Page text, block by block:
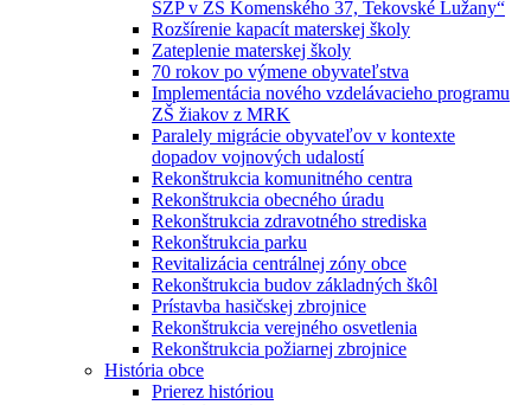
SZP v ZŠ Komenského 37, Tekovské Lužany“
Rozšírenie kapacít materskej školy
Zateplenie materskej školy
70 rokov po výmene obyvateľstva
Implementácia nového vzdelávacieho programu
ZŠ žiakov z MRK
Paralely migrácie obyvateľov v kontexte
dopadov vojnových udalostí
Rekonštrukcia komunitného centra
Rekonštrukcia obecného úradu
Rekonštrukcia zdravotného strediska
Rekonštrukcia parku
Revitalizácia centrálnej zóny obce
Rekonštrukcia budov základných škôl
Prístavba hasičskej zbrojnice
Rekonštrukcia verejného osvetlenia
Rekonštrukcia požiarnej zbrojnice
História obce
Prierez históriou